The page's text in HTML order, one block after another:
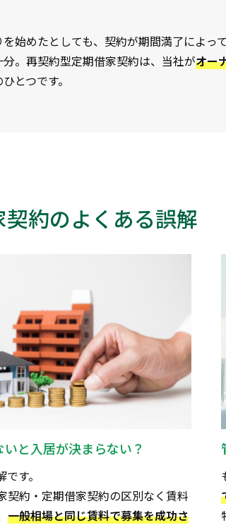
始めたとしても、契約が期間満了によっ
。再契約型定期借家契約は、当社がオー
とつです。
約のよくある誤解
と入居が決まらない？
す。
契約・定期借家契約の区別なく賃料
一般相場と同じ賃料で募集を成功さ